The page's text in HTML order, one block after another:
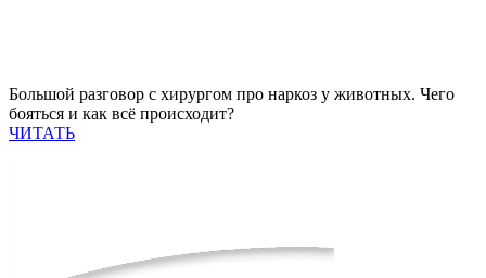
Большой разговор с хирургом про наркоз у животных. Чего
бояться и как всё происходит?
ЧИТАТЬ